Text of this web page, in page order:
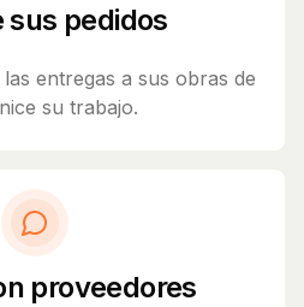
sus pedidos
entregas a sus obras de
su trabajo.
proveedores